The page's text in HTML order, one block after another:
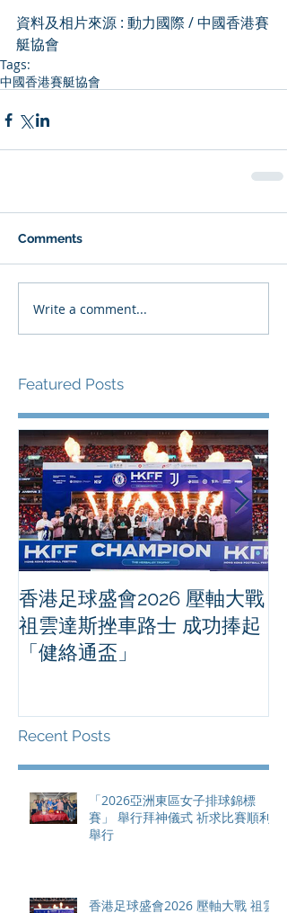
資料及相片來源 : 動力國際 / 中國香港賽
艇協會
Tags:
中國香港賽艇協會
Comments
Write a comment...
Featured Posts
香港足球盛會2026 壓軸大戰
祖雲達斯挫車路士 成功捧起
「健絡通盃」
Recent Posts
「2026亞洲東區女子排球錦標
賽」 舉行拜神儀式 祈求比賽順利
舉行
香港足球盛會2026 壓軸大戰 祖雲